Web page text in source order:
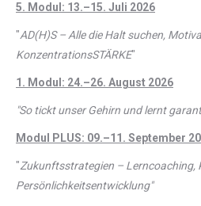
5. Modul: 13.–15. Juli 2026
"AD(H)S – Alle die Halt suchen,
KonzentrationsSTÄRKE"
1. Modul: 24.–26. August 2026
"So tickt unser Gehirn und lernt
Modul PLUS: 09.–11. September
"Zukunftsstrategien – Lerncoaching,
Persönlichkeitsentwicklung"